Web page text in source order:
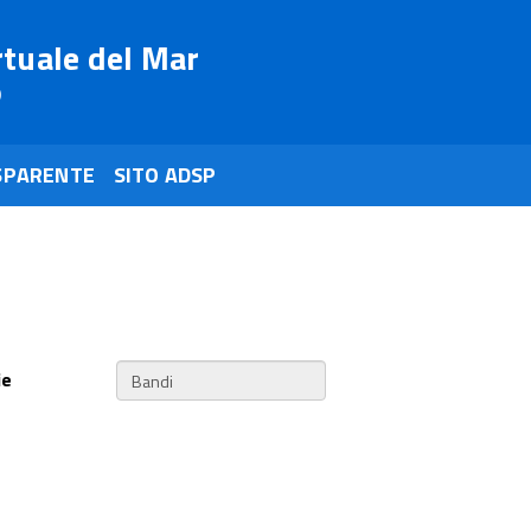
del Mar
SITO ADSP